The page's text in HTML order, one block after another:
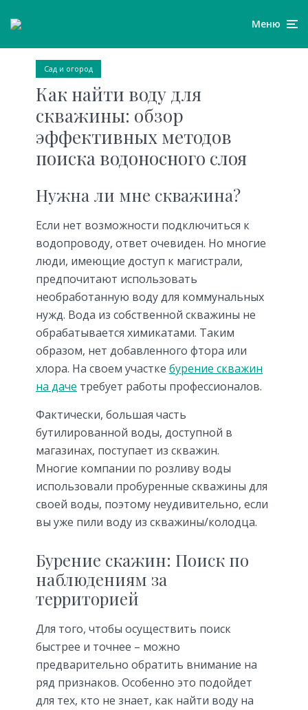
Меню
Сад и огород
Как найти воду для
скважины: обзор
эффективных методов
поиска водоносного слоя
Нужна ли мне скважина?
Если нет возможности подключиться к
водопроводу, ответ очевиден. Но многие
люди, имеющие доступ к магистрали,
предпочитают использовать
необработанную воду для коммунальных
нужд. Вода из собственной скважины не
обрабатывается химикатами. Таким
образом, нет добавленного фтора или
хлора. На своем участке бурение скважин
на даче требует работы профессионалов.
Фактически, большая часть
бутилированной воды, доступной в
магазинах, поступает из скважин.
Многие компании по розливу воды
использовали пробуренные скважины для
своей воды, поэтому неудивительно, если
вы уже пили воду из скважины/колодца.
Бурение скажин: Поиск по
наблюдениям за
территорией
Для того, чтобы осуществить поиск
быстрее и точнее – можно
предварительно обратить внимание на
ряд признаков. Особенно это подойдет
для тех, кто не знает, как найти воду на